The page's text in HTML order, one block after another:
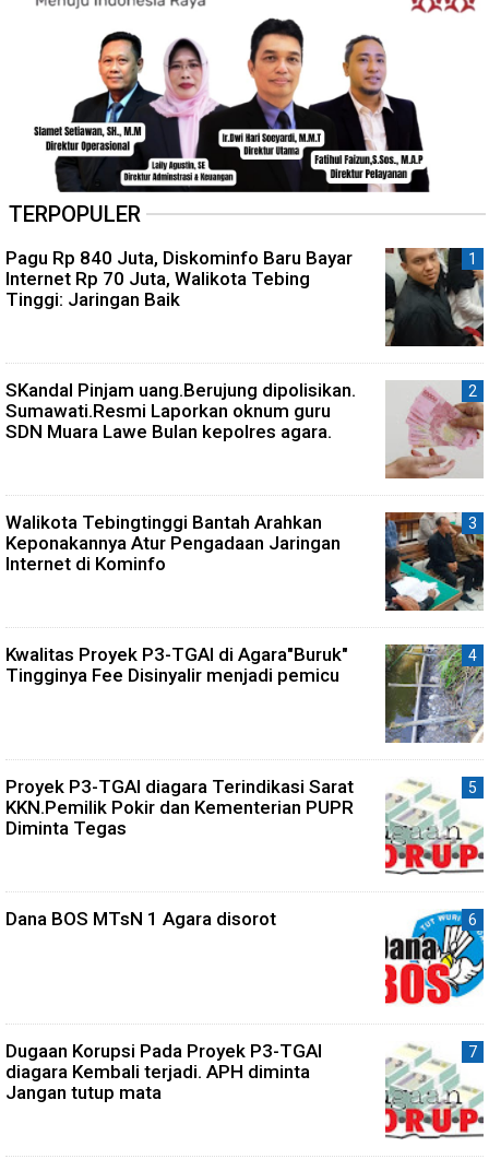
TERPOPULER
Pagu Rp 840 Juta, Diskominfo Baru Bayar
Internet Rp 70 Juta, Walikota Tebing
Tinggi: Jaringan Baik
SKandal Pinjam uang.Berujung dipolisikan.
Sumawati.Resmi Laporkan oknum guru
SDN Muara Lawe Bulan kepolres agara.
Walikota Tebingtinggi Bantah Arahkan
Keponakannya Atur Pengadaan Jaringan
Internet di Kominfo
Kwalitas Proyek P3-TGAI di Agara"Buruk"
Tingginya Fee Disinyalir menjadi pemicu
Proyek P3-TGAI diagara Terindikasi Sarat
KKN.Pemilik Pokir dan Kementerian PUPR
Diminta Tegas
Dana BOS MTsN 1 Agara disorot
Dugaan Korupsi Pada Proyek P3-TGAI
diagara Kembali terjadi. APH diminta
Jangan tutup mata